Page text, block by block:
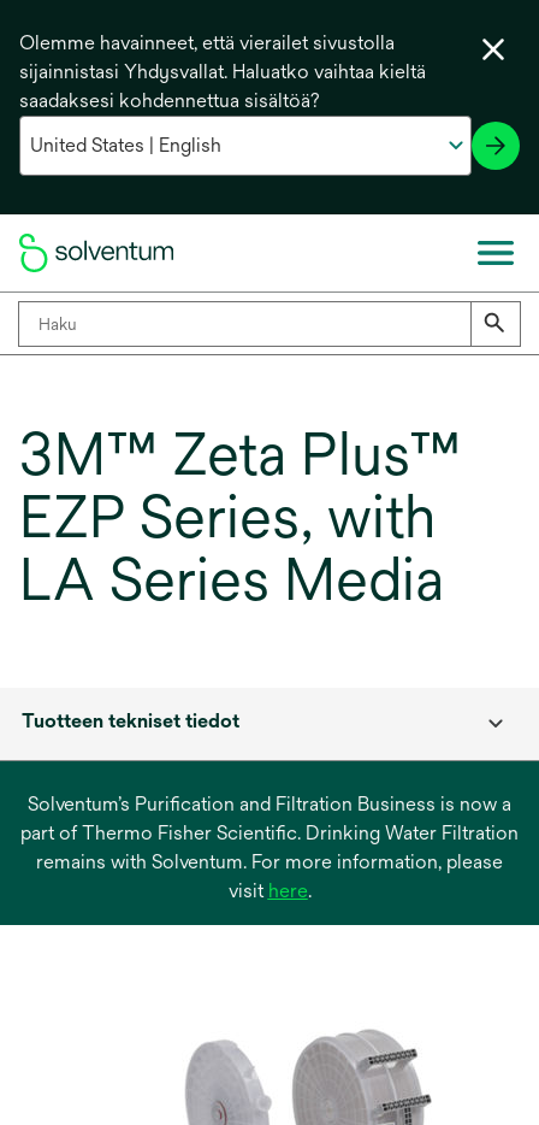
Olemme havainneet, että vierailet sivustolla
sijainnistasi Yhdysvallat. Haluatko vaihtaa kieltä
saadaksesi kohdennettua sisältöä?
3M™ Zeta Plus™
EZP Series, with
LA Series Media
Tuotteen tekniset tiedot
Solventum’s Purification and Filtration Business is now a
part of Thermo Fisher Scientific. Drinking Water Filtration
remains with Solventum. For more information, please
visit hereopens
.